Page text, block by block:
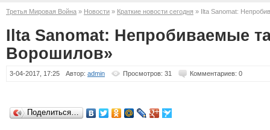
Третья Мировая Война » Новости » Краткие новости сегодня » Ilta Sanomat:
Ilta Sanomat: Непробиваемые
Ворошилов»
3-04-2017, 17:25 Автор: admin Просмотров: 31 Комментариев: 0
Поделиться…